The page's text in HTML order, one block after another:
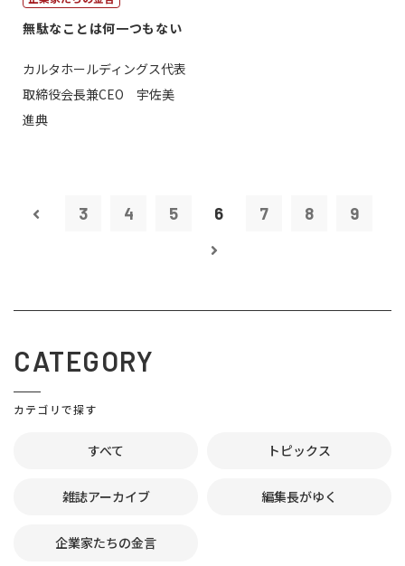
無駄なことは何一つもない
カルタホールディングス代表
取締役会長兼CEO 宇佐美
進典
3 4 5 6 7 8 9
CATEGORY
カテゴリで探す
すべて トピックス
雑誌アーカイブ 編集長がゆく
企業家たちの金言